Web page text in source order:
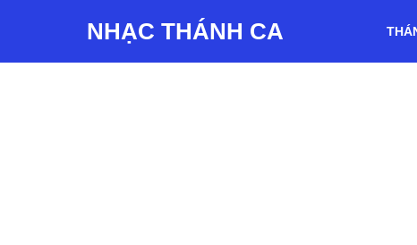
NHẠC THÁNH CA